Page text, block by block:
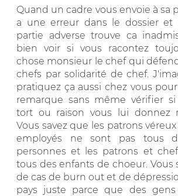
Quand un cadre vous envoie à sa
a une erreur dans le dossier
partie adverse trouve ca
bien voir si vous racontez
chose monsieur le chef qui
chefs par solidarité de chef.
pratiquez ça aussi chez vous
remarque sans même vérifier
tort ou raison vous lui donnez
Vous savez que les patrons
employés ne sont pas tous
personnes et les patrons et
tous des enfants de choeur. Vous
de cas de burn out et de
pays juste parce que des